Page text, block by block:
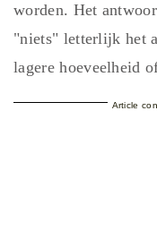
worden. Het
"niets" letterlijk het
lagere hoeveelheid
Article